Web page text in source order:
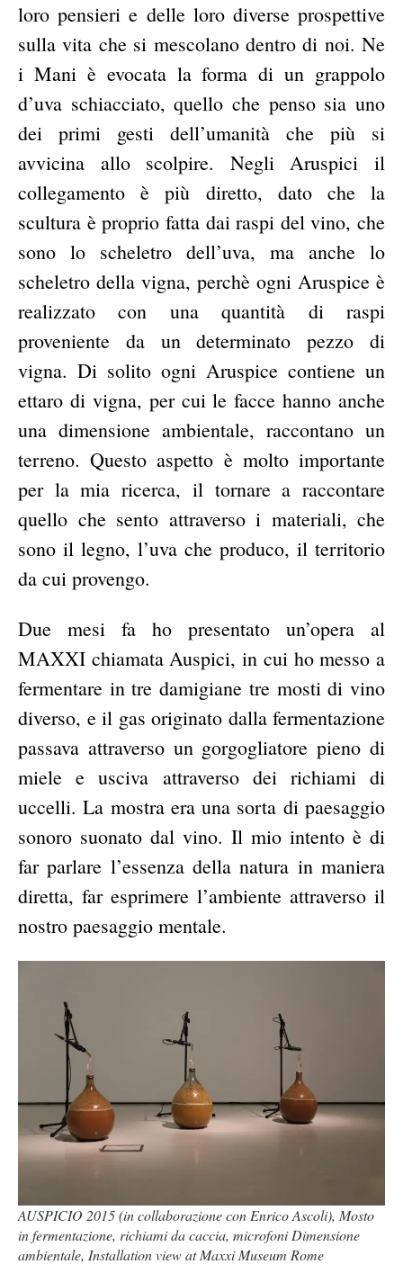
loro pensieri e delle loro diverse prospettive
sulla vita che si mescolano dentro di noi. Ne
i Mani è evocata la forma di un grappolo
d’uva schiacciato, quello che penso sia uno
dei primi gesti dell’umanità che più si
avvicina allo scolpire. Negli Aruspici il
collegamento è più diretto, dato che la
scultura è proprio fatta dai raspi del vino, che
sono lo scheletro dell’uva, ma anche lo
scheletro della vigna, perchè ogni Aruspice è
realizzato con una quantità di raspi
proveniente da un determinato pezzo di
vigna. Di solito ogni Aruspice contiene un
ettaro di vigna, per cui le facce hanno anche
una dimensione ambientale, raccontano un
terreno. Questo aspetto è molto importante
per la mia ricerca, il tornare a raccontare
quello che sento attraverso i materiali, che
sono il legno, l’uva che produco, il territorio
da cui provengo.
Due mesi fa ho presentato un’opera al
MAXXI chiamata Auspici, in cui ho messo a
fermentare in tre damigiane tre mosti di vino
diverso, e il gas originato dalla fermentazione
passava attraverso un gorgogliatore pieno di
miele e usciva attraverso dei richiami di
uccelli. La mostra era una sorta di paesaggio
sonoro suonato dal vino. Il mio intento è di
far parlare l’essenza della natura in maniera
diretta, far esprimere l’ambiente attraverso il
nostro paesaggio mentale.
AUSPICIO 2015 (in collaborazione con Enrico Ascoli), Mosto
in fermentazione, richiami da caccia, microfoni Dimensione
ambientale, Installation view at Maxxi Museum Rome